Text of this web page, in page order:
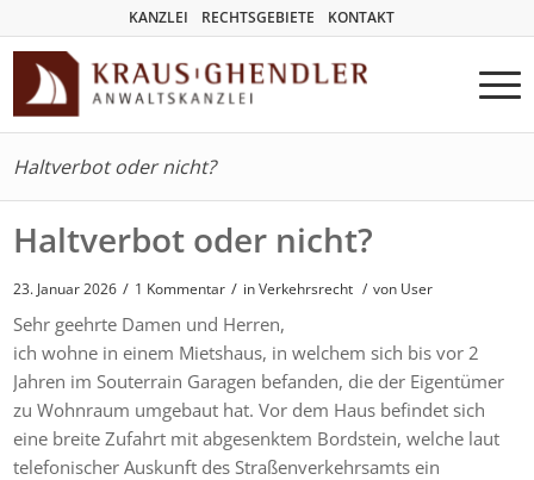
KANZLEI RECHTSGEBIETE KONTAKT
Haltverbot oder nicht?
Haltverbot oder nicht?
23. Januar 2026 / 1 Kommentar / inVerkehrsrecht / von User
Sehr geehrte Damen und Herren,
ich wohne in einem Mietshaus, in welchem sich bis vor 2
Jahren im Souterrain Garagen befanden, die der Eigentümer
zu Wohnraum umgebaut hat. Vor dem Haus befindet sich
eine breite Zufahrt mit abgesenktem Bordstein, welche laut
telefonischer Auskunft des Straßenverkehrsamts ein